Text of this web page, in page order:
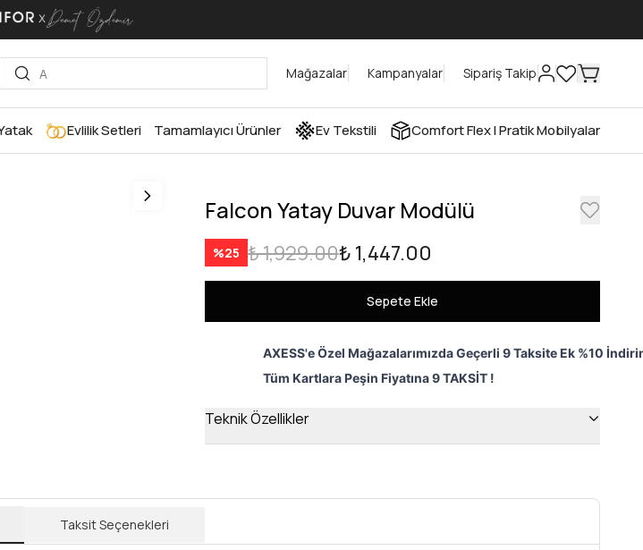
Mağazalar Kampanyalar Sipariş Takip
Evlilik Setleri Tamamlayıcı Ürünler Ev Tekstili Comfort Flex I Pratik Mobilyalar
Falcon Yatay Duvar Modülü
%25 ₺ 1,929.00₺ 1,447.00
Sepete Ekle
AXESS'e Özel Mağazalarımızda Geçerli 9 Taksite Ek %10
Tüm Kartlara Peşin Fiyatına 9 TAKSİT !
Teknik Özellikler
Taksit Seçenekleri